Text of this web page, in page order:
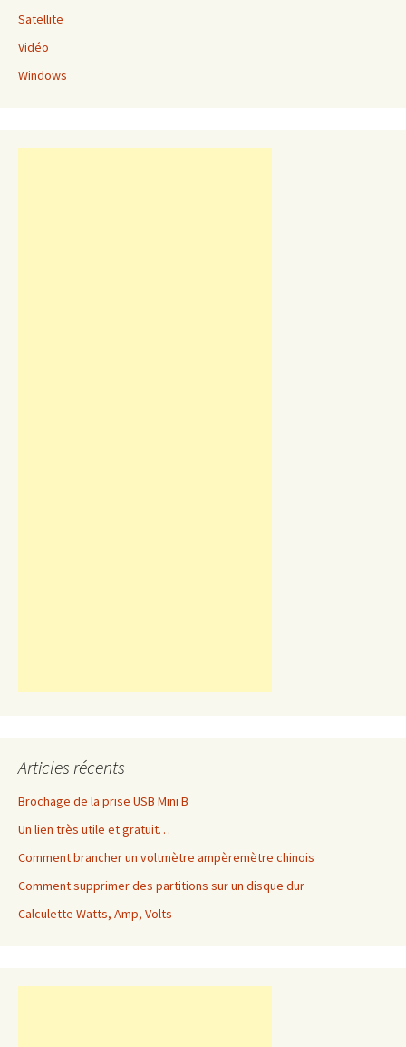
Satellite
Vidéo
Windows
Articles récents
Brochage de la prise USB Mini B
Un lien très utile et gratuit…
Comment brancher un voltmètre ampèremètre chinois
Comment supprimer des partitions sur un disque dur
Calculette Watts, Amp, Volts